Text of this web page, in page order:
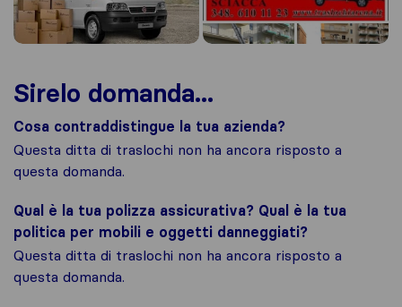
Sirelo domanda...
Cosa contraddistingue la tua azienda?
Questa ditta di traslochi non ha ancora risposto a
questa domanda.
Qual è la tua polizza assicurativa? Qual è la tua
politica per mobili e oggetti danneggiati?
Questa ditta di traslochi non ha ancora risposto a
questa domanda.